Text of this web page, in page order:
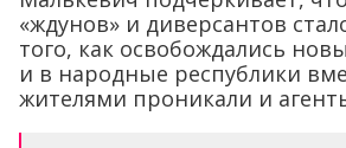
«ждунов» и диверсантов
того, как освобождались
и в народные республики
жителями проникали и